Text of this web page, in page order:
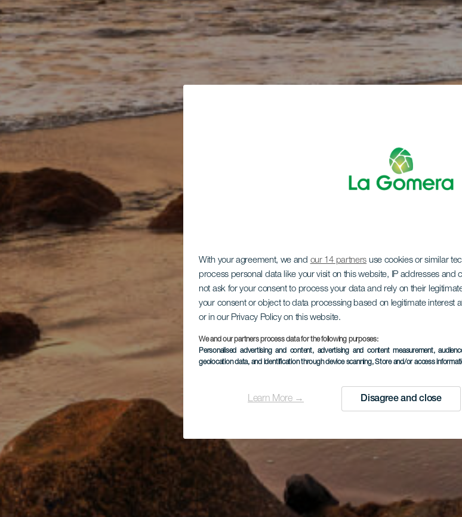
With your agreement, we and our 14 partners use cookies or similar
process personal data like your visit on this website, IP addresses and
not ask for your consent to process your data and rely on their
your consent or object to data processing based on legitimate interest
or in our Privacy Policy on this website.
We and our partners process data for the following purposes:
Personalised advertising and content, advertising and content measurement,
geolocation data, and identification through device scanning, Store and/or access
Learn More → Disagree and close